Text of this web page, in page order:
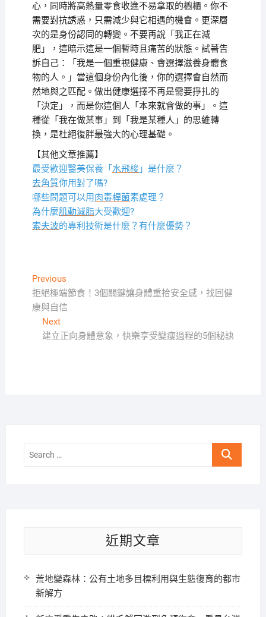
心，同時將高熱量零食收進不易拿取的櫥櫃。你不
需要對抗誘惑，只需減少與它相遇的機會。更深層
次的是身份認同的轉變。不要再說「我正在減
肥」，這暗示這是一個暫時且痛苦的狀態。試著告
訴自己：「我是一個重視健康、會選擇滋養身體食
物的人。」當這個身份內化後，你的選擇會自然而
然地與之匹配。做出健康選擇不再是需要掙扎的
「決定」，而是你這個人「本來就會做的事」。這
種從「我在做某事」到「我是某種人」的思維轉
換，是杜絕復胖最強大的心理基礎。
【其他文章推薦】
最受歡迎醫美保養「 水飛梭」是什麼？
去角質你用對了嗎?
哪些問題可以用肉毒桿菌素處理？
為什麼肌動減脂大受歡迎?
索夫波的專利技術是什麼？有什麼優勢？
文
章
導
覽
PreviousPrevious
post:
拒絕極端節食！3個關鍵讓身體重拾安全感，找回健
康與自信
NextNext
post:
建立正向身體意象，快樂享受變瘦過程的5個秘訣
Search
近期文章
荒地變森林：公有土地多目標利用與生態復育的都市
新解方